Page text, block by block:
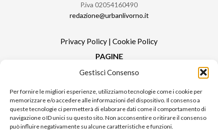
Gestisci Consenso
Per fornire le migliori esperienze, utilizziamo tecnologie come i cookie per
memorizzare e/o accedere alle informazioni del dispositivo. Il consenso a
queste tecnologie ci permetterà di elaborare dati come il comportamento di
navigazione o ID unici su questo sito. Non acconsentire o ritirare il consenso
può influire negativamente su alcune caratteristiche e funzioni.
P.iva 02054160490
redazione@urbanlivorno.it
Privacy Policy | Cookie Policy
PAGINE
Redazione
Contatti
Pubblicità
Sitemap
RUBRICHE